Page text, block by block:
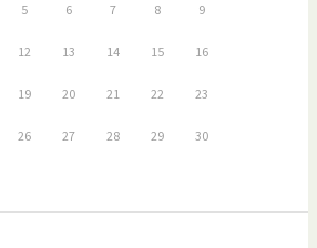
5 6 7 8 9
12 13 14 15 16
19 20 21 22 23
26 27 28 29 30